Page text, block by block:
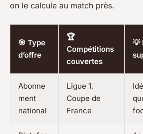
on le calcule au match près.
🎯 Type
d’offre
🏆
Compétitions
couvertes
💡
Abonne
ment
national
Ligue 1,
Coupe de
France